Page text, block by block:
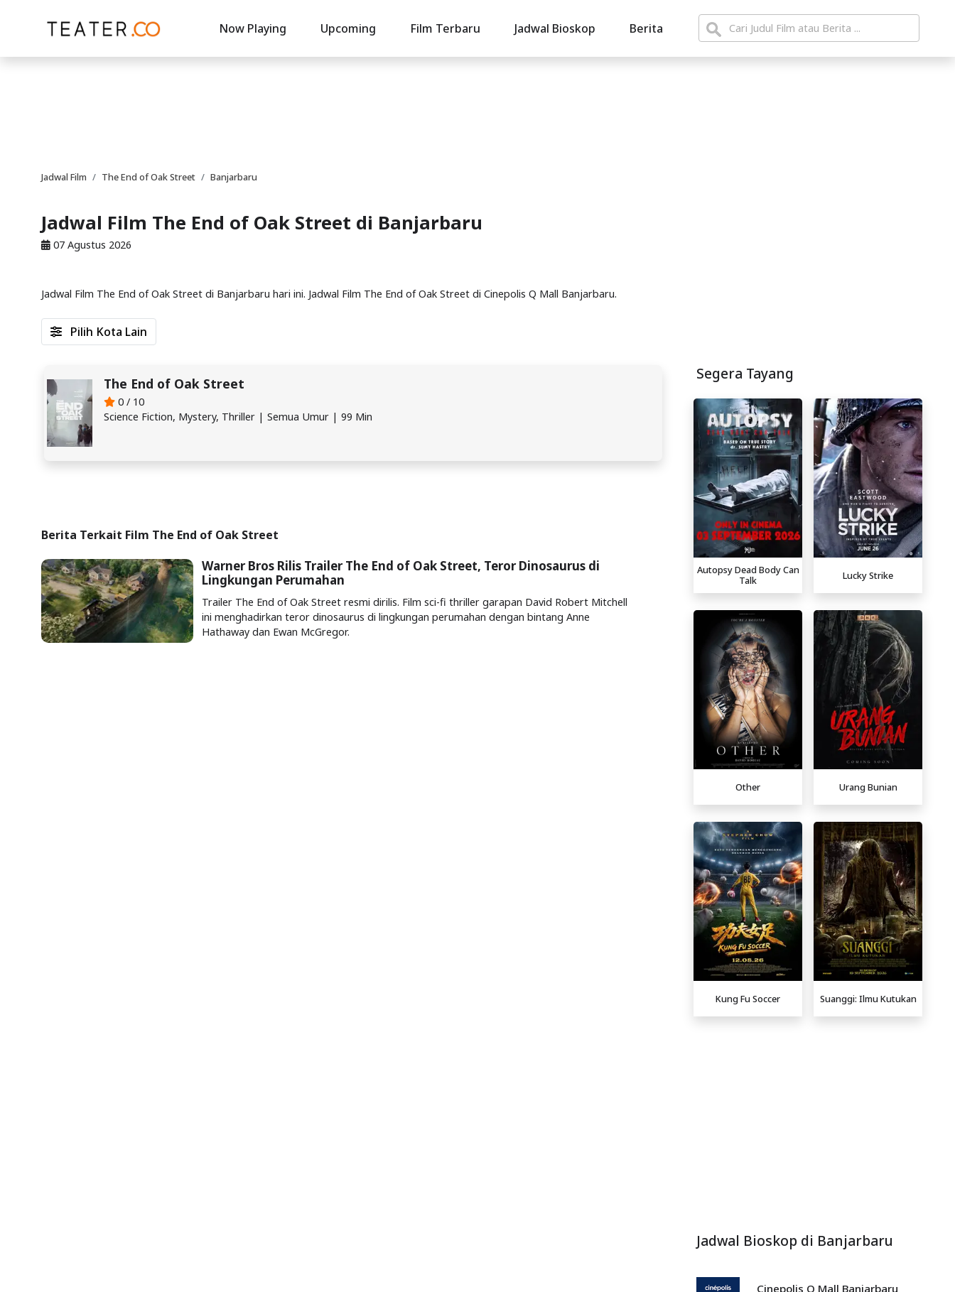
Now Playing Upcoming Film Terbaru Jadwal Bioskop Berita
Jadwal Film The End of Oak Street Banjarbaru
Jadwal Film The End of Oak Street di Banjarbaru
07 Agustus 2026
Jadwal Film The End of Oak Street di Banjarbaru hari ini. Jadwal Film The End of Oak Street di Cinepolis Q Mall Banjarbaru.
The End of Oak Street
0 / 10
Science Fiction, Mystery, Thriller | Semua Umur | 99 Min
Pilih Kota Lain
Berita Terkait Film The End of Oak Street
Warner Bros Rilis Trailer The End of Oak Street, Teror Dinosaurus di
Lingkungan Perumahan
Trailer The End of Oak Street resmi dirilis. Film sci-fi thriller garapan David Robert Mitchell
ini menghadirkan teror dinosaurus di lingkungan perumahan dengan bintang Anne
Hathaway dan Ewan McGregor.
Segera Tayang
Autopsy Dead Body Can
Talk
Lucky Strike
Other Urang Bunian
Kung Fu Soccer Suanggi: Ilmu Kutukan
Jadwal Bioskop di Banjarbaru
Cinepolis Q Mall Banjarbaru